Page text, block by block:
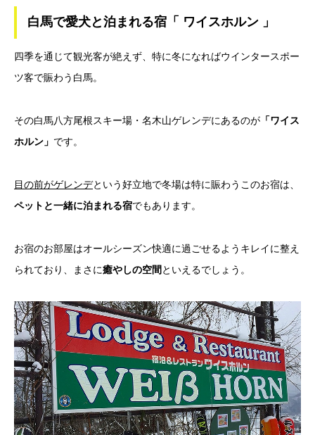
白馬で愛犬と泊まれる宿「 ワイスホルン 」
四季を通じて観光客が絶えず、特に冬になればウインタースポー
ツ客で賑わう白馬。
その白馬八方尾根スキー場・名木山ゲレンデにあるのが 「ワイス
ホルン」 です。
目の前がゲレンデという好立地で冬場は特に賑わうこのお宿は、
ペットと一緒に泊まれる宿でもあります。
お宿のお部屋はオールシーズン快適に過ごせるようキレイに整え
られており、まさに癒やしの空間といえるでしょう。